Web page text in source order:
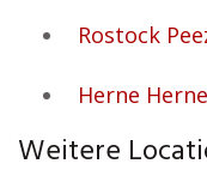
Rostock
Herne
Weitere